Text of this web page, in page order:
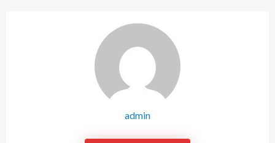
admin